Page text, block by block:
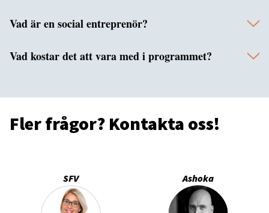
Vad är en social entreprenör?
Vad kostar det att vara med i programmet?
Fler frågor? Kontakta oss!
SFV Ashoka